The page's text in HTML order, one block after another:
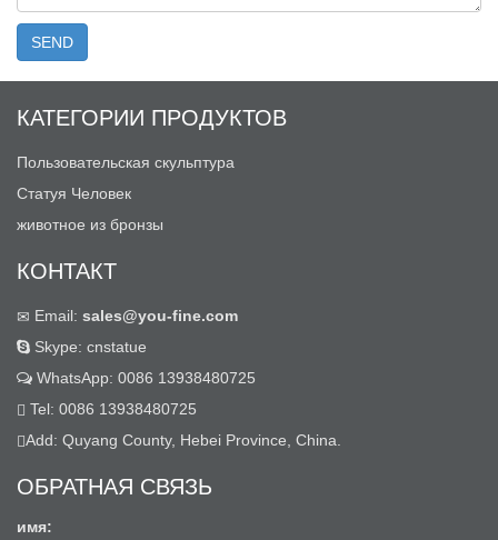
КАТЕГОРИИ ПРОДУКТОВ
Пользовательская скульптура
Статуя Человек
животное из бронзы
КОНТАКТ
Email: sales@you-fine.com
Skype: cnstatue
WhatsApp: 0086 13938480725
Tel: 0086 13938480725
Add: Quyang County, Hebei Province, China.
ОБРАТНАЯ СВЯЗЬ
имя: